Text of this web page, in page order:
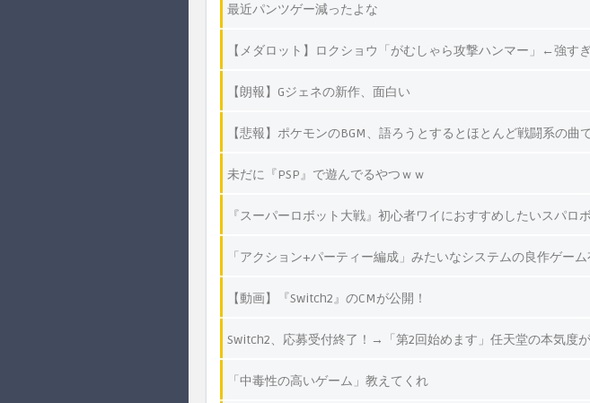
最近パンツゲー減ったよな
【メダロット】ロクショウ「がむしゃら攻撃ハンマー」←強す
【朗報】Gジェネの新作、面白い
【悲報】ポケモンのBGM、語ろうとするとほとんど戦闘系の曲
未だに『PSP』で遊んでるやつｗｗ
『スーパーロボット大戦』初心者ワイにおすすめしたいスパロボ
「アクション+パーティー編成」みたいなシステムの良作ゲーム
【動画】『Switch2』のCMが公開！
Switch2、応募受付終了！→「第2回始めます」任天堂の本気度
「中毒性の高いゲーム」教えてくれ